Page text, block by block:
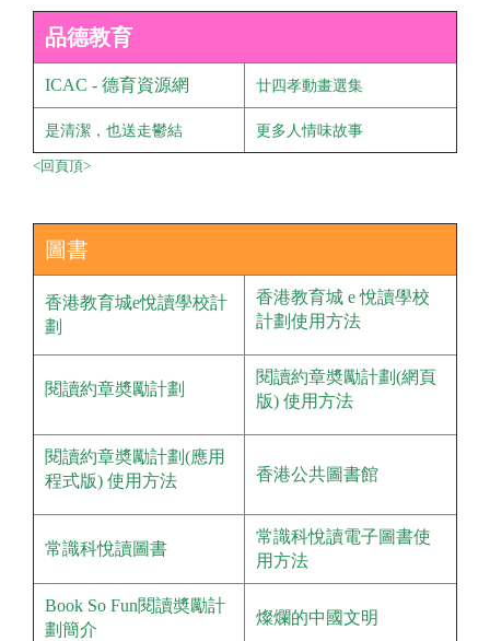
品德教育
ICAC - 德育資源網 廿四孝動畫選集
是清潔，也送走鬱結 更多人情味故事
<回頁頂>
圖書
香港教育城e悅讀學校計
劃
香港教育城 e 悅讀學校
計劃使用方法
閱讀約章奬勵計劃
閱讀約章奬勵計劃(網頁
版) 使用方法
閱讀約章奬勵計劃(應用
程式版) 使用方法
香港公共圖書館
常識科悅讀圖書
常識科悅讀電子圖書使
用方法
Book So Fun閱讀奬勵計
劃簡介
燦爛的中國文明